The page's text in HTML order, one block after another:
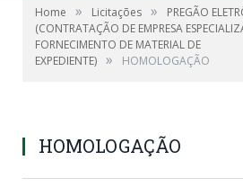
Home » Licitações »
PREGÃO
(CONTRATAÇÃO DE EMPRESA
FORNECIMENTO DE MATERIAL DE
EXPEDIENTE) » HOMOLOGAÇÃO
HOMOLOGAÇÃO